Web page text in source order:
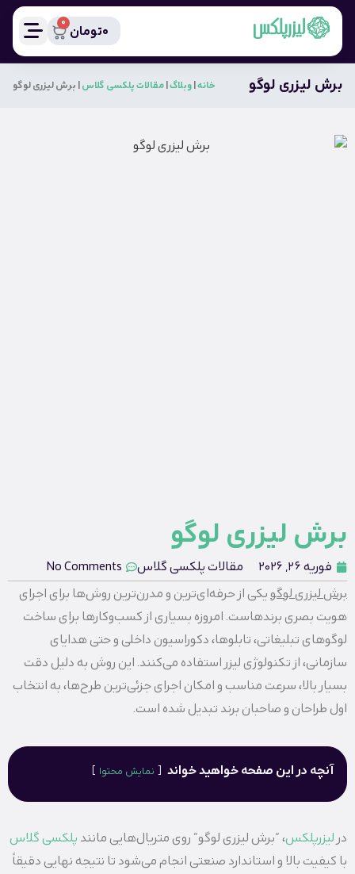
0تومان
0
برش لیزری لوگو خانه وبلاگ مقالات پلکسی گلاس برش لیزری لوگو
برش لیزری لوگو
فوریه 26, 2026 مقالات پلکسی گلاس
No Comments
برش لیزری لوگویکی از حرفه‌ای‌ترین و مدرن‌ترین روش‌ها برای اجرای
هویت بصری برندهاست. امروزه بسیاری از کسب‌وکارها برای ساخت
لوگوهای تبلیغاتی، تابلوها، دکوراسیون داخلی و حتی هدایای
سازمانی، از تکنولوژی لیزر استفاده می‌کنند. این روش به دلیل دقت
بسیار بالا، سرعت مناسب و امکان اجرای جزئی‌ترین طرح‌ها، به انتخاب
اول طراحان و صاحبان برند تبدیل شده است.
آنچه در این صفحه خواهید خواند نمایش محتوا
در لیزرپلکس، “برش لیزری لوگو” روی متریال‌هایی مانند پلکسی گلاس
با کیفیت بالا و استاندارد صنعتی انجام می‌شود تا نتیجه نهایی دقیقاً